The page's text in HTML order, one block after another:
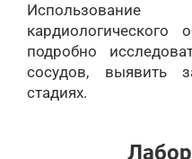
кардиологического
подробно
сосудов, выявить
стадиях.